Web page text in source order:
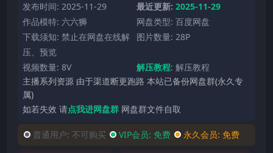
发布时间: 2025-11-29
最近更新: 2025-11-29
作品模特: 六六狮
网盘类型: 百度网盘
下载须知: 禁止在网盘在线解
压、预览
图片数量: 28P
视频数量: 8V 解压教程: 解压教程
主播系列资源 由于渠道断更跑路 本站已备份网盘群(永久专
属)
如若失效 请点我进网盘群 网盘群文件自取
普通用户: 不可购买 VIP会员: 免费 永久会员: 免费